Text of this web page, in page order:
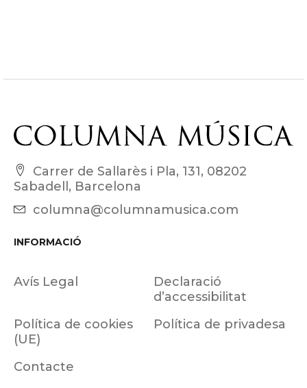
Carrer de Sallarès i Pla, 131, 08202
Sabadell, Barcelona
columna@columnamusica.com
INFORMACIÓ
Avís Legal
Declaració
d’accessibilitat
Política de cookies
(UE)
Política de privadesa
Contacte